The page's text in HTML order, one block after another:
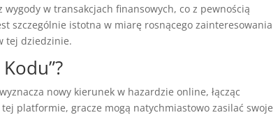
w transakcjach finansowych, co z pewnością
szczególnie istotna w miarę rosnącego zainteresowania
tej dziedzinie.
nowy kierunek w hazardzie online, łącząc
platformie, gracze mogą natychmiastowo zasilać swoje